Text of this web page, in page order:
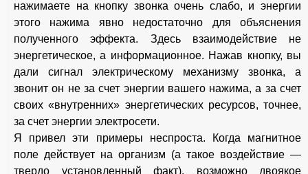
нажимаете на кнопку звонка очень слабо, и энергии
этого нажима явно недостаточно для объяснения
полученного эффекта. Здесь взаимодействие не
энергетическое, а информационное. Нажав кнопку, вы
дали сигнал электрическому механизму звонка, а
звонит он не за счет энергии вашего нажима, а за счет
своих «внутренних» энергетических ресурсов, точнее,
за счет энергии электросети.
Я привел эти примеры неспроста. Когда магнитное
поле действует на организм (а такое воздействие —
твердо установленный факт), возможно двоякое